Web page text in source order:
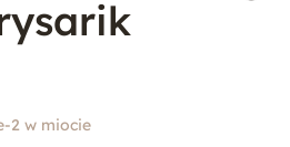
-2 w miocie